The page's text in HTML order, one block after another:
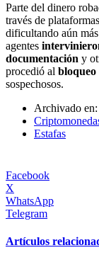
Parte del dinero
través de
dificultando aún
agentes
documentación y
procedió al bloqueo
sospechosos.
Archivado en:
Estafas
Facebook
X
WhatsApp
Telegram
Artículos